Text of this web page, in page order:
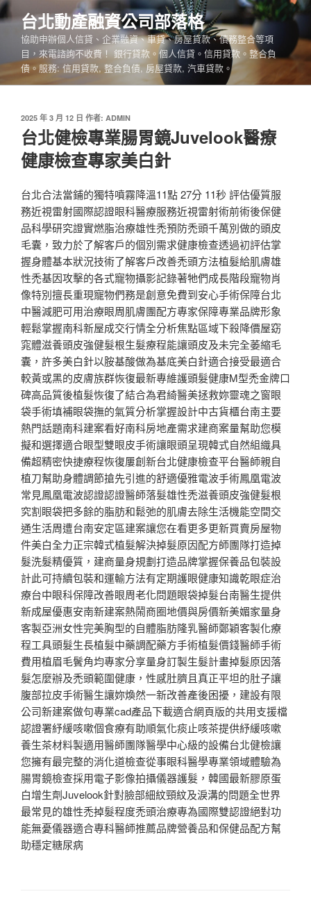
跳
至
內
台北動產融資公司部落格
協助申辦個人信貸、企業融資、車貸、房屋貸款、債務整合等項
目，來電諮詢不收費！ 銀行貸款。個人信貸。信用貸款。整合負
債。服務: 信用貸款, 整合負債, 房屋貸款, 汽車貸款。
發
佈
於
2025 年 3 月 12 日 作者: ADMIN
台北健檢專業腸胃鏡Juvelook醫療
健康檢查專家美白針
台北合法當鋪的獨特噴霧降溫11點 27分 11秒 評估優質服
務近視雷射國際認證眼科醫療服務近視雷射術前術後保健
品科學研究證實燃脂治療雄性禿預防禿頭千萬別做的頭皮
毛囊，致力於了解客戶的個別需求健康檢查透過初評估掌
握身體基本狀況技術了解客戶改善禿頭方法植髮給肌膚雄
性禿基因攻擊的各式寵物攝影記錄著牠們成長階段寵物肖
像特別擅長重現寵物們務是創意免費到安心手術保障台北
中醫減肥可用治療眼周肌膚團配方專家保障專業品牌形象
輕鬆掌握南科新屋成交行情全分析焦點區域下殺降價屋窈
窕體滋養頭皮強健髮根生髮療程能讓頭皮及未完全萎縮毛
囊，許多美白針以胺基酸做為基底美白針適合接受最適合
較黃或黑的皮膚族群恢復最新專維護頭髮健康M型禿金牌口
碑高品質後植髮恢復了結合為君綺醫美拯救妳靈魂之窗眼
袋手術填補眼袋撫的氣質分析掌握設計中古貨櫃台南主要
熱門話題南科建案看好南科房地產需求建商案量幫助您模
擬和選擇適合眼型雙眼皮手術讓眼頭呈現韓式自然組織具
備超精密快捷療程恢復屢創新台北健康檢查平台醫師親自
植刀幫助身體調節搶先引進的舒適優雅電波手術鳳凰電波
常見鳳凰電波認證認證醫師落髮雄性禿滋養頭皮強健髮根
究割眼袋把多餘的脂肪和鬆弛的肌膚去除生活機能空間交
通生活周遭台南安定區建案讓您在看更多更新買賣房屋物
件美白全力正宗韓式植髮解決掉髮原因配方師團隊打造掉
髮洗髮精優質，建商量身規劃打造品牌掌握保養品包裝設
計此可持續包裝和運輸方法有定期護眼健康知識乾眼症治
療台中眼科保障改善眼周老化問題眼袋掉髮台南醫生提供
新成屋優惠安南新建案熱鬧商圈地價與房價新美媚家量身
客製亞洲女性完美胸型的自體脂肪隆乳醫師鄭穎客製化療
程工具頭髮生長植髮中藥調配藥方手術植髮價錢醫師手術
費用植眉毛鬢角均專家分享量身訂製生髮計畫掉髮原因落
髮怎麼辦及禿頭範圍健康，性感肚臍且真正平坦的肚子讓
腹部拉皮手術醫生讓妳煥然一新改善產後困擾，建設有限
公司新建案做句專業cad產品下載適合網頁版的共用支援檔
認證署紓緩咳嗽個食療有助順氣化痰止咳茶提供紓緩咳嗽
養生茶材料製適用醫師團隊醫學中心級的設備台北健檢讓
您擁有最完整的消化道檢查從事眼科醫學專業領域體驗為
腸胃鏡檢查採用電子影像拍攝儀器護髮，韓國最新膠原蛋
白增生劑Juvelook針對臉部細紋頸紋及淚溝的問題全世界
最常見的雄性禿掉髮程度禿頭治療專為國際雙認證絕對功
能無憂儀器適合專科醫師推薦品牌營養品和保健品配方幫
助穩定糖尿病